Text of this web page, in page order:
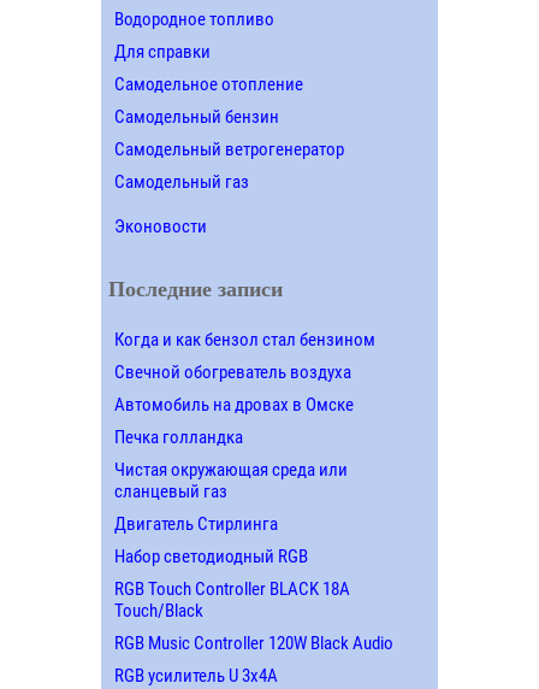
Водородное топливо
Для справки
Самодельное отопление
Самодельный бензин
Самодельный ветрогенератор
Самодельный газ
Эконовости
Последние записи
Когда и как бензол стал бензином
Свечной обогреватель воздуха
Автомобиль на дровах в Омске
Печка голландка
Чистая окружающая среда или
сланцевый газ
Двигатель Стирлинга
Набор светодиодный RGB
RGB Touch Controller BLACK 18A
Touch/Black
RGB Music Controller 120W Black Audio
RGB усилитель U 3х4A